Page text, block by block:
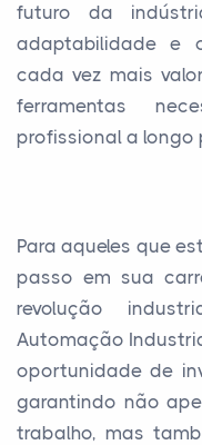
futuro da
adaptabilidade e
cada vez mais
ferramentas
profissional a longo
Para aqueles que
passo em sua
revolução
Automação
oportunidade de
garantindo não
trabalho, mas